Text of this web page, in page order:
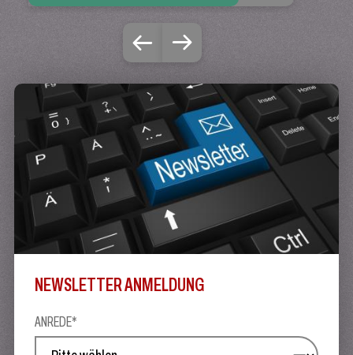
NEWSLETTER ANMELDUNG
ANREDE*